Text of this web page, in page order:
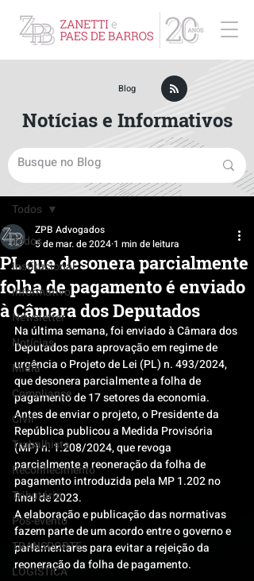
Post
Todos
Institucional
Informativo
Newsletter
Notícias
Mídia
Compliance
Civil
Trabalhista
Reconhecimento
Tributário
Pós-evento
TRANSPORTE
LOGISTICA
Todos
PL que desonera parcialmente
folha de pagamento é enviado
à Câmara dos Deputados
ZPB Advogados
5 de mar. de 2024 1 min de leitura
Na última semana, foi enviado à Câmara dos
Deputados para aprovação em regime de
urgência o Projeto de Lei (PL) n. 493/2024,
que desonera parcialmente a folha de
pagamento de 17 setores da economia.
Antes de enviar o projeto, o Presidente da
República publicou a Medida Provisória
(MP) n. 1.208/2024, que revoga
parcialmente a reoneração da folha de
pagamento introduzida pela MP 1.202 no
final de 2023.
A elaboração e publicação das normativas
fazem parte de um acordo entre o governo e
parlamentares para evitar a rejeição da
reoneração da folha de pagamento.
Blog
Notícias e Informativos